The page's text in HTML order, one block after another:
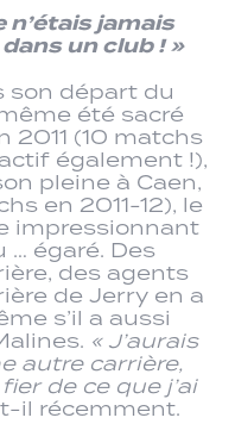
n’étais jamais
un club ! »
son départ du
été sacré
2011 (10 matchs
également !),
pleine à Caen,
en 2011-12), le
impressionnant
… égaré. Des
des agents
de Jerry en a
s’il a aussi
« J’aurais
autre carrière,
de ce que j’ai
il récemment.